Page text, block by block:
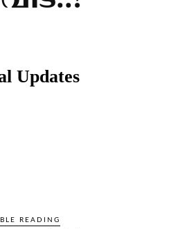
Updates
READING